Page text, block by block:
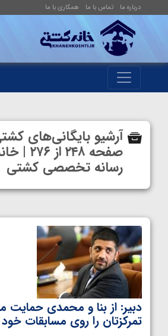
درباره ما تماس با ما همکاری با ما
آرشیو بایگانی‌های
صفحه ۲۴۸ از
رسانه تخصصی کشتی
دبیر: از بنا و محمدی حمایت
تمرکزتان را روی مسابقات خود